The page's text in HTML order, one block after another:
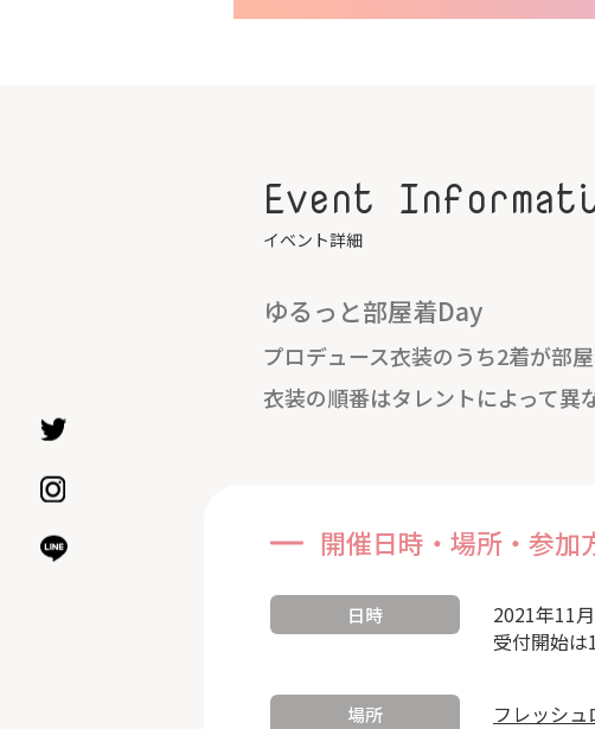
Event
イベント詳細
ゆるっと部屋着Day
プロデュース衣装のうち2着が部屋
衣装の順番はタレントによって異
開催日時・場所・参加
日時
2021年11
受付開始は
場所 フレッシ